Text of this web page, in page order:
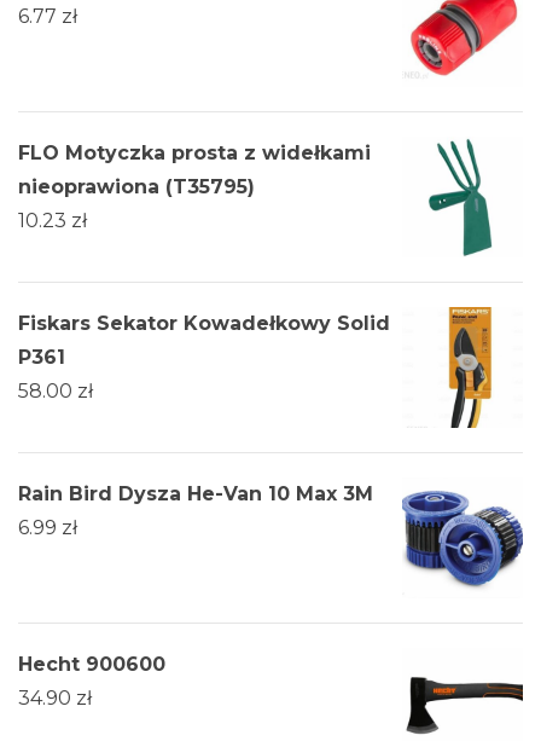
6.77 zł
FLO Motyczka prosta z widełkami
nieoprawiona (T35795)
10.23 zł
Fiskars Sekator Kowadełkowy Solid
P361
58.00 zł
Rain Bird Dysza He-Van 10 Max 3M
6.99 zł
Hecht 900600
34.90 zł